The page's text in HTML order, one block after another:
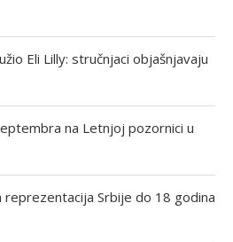
Eli Lilly: stručnjaci objašnjavaju
na Letnjoj pozornici u
reprezentacija Srbije do 18 godina